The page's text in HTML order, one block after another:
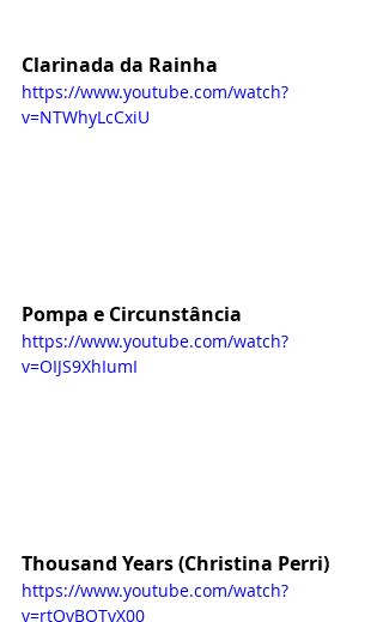
Clarinada da Rainha
https://www.youtube.com/watch?
v=NTWhyLcCxiU
Pompa e Circunstância
https://www.youtube.com/watch?
v=OIJS9XhIumI
Thousand Years (Christina Perri)
https://www.youtube.com/watch?
v=rtOvBOTyX00